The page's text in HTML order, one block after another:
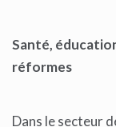
Santé,
réformes
Dans le secteur